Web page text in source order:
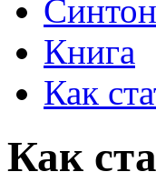
Синтон
Книга
Как
Как